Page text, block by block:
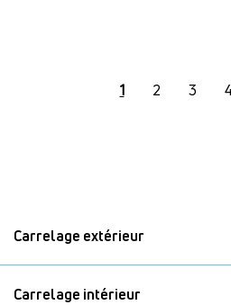
Page
1 Page
2 Page
3
Carrelage extérieur
Carrelage intérieur